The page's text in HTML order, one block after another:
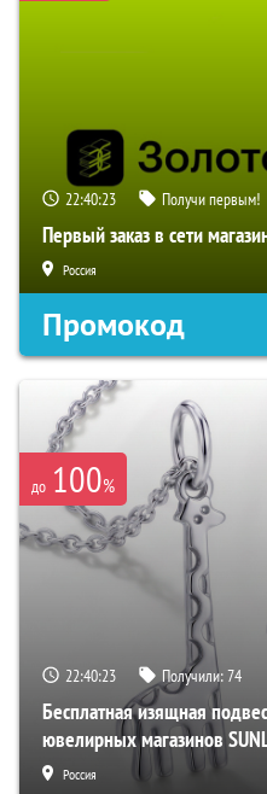
22:40:22 Получи первым!
Первый заказ в сети
Россия
Промокод
до 100%
22:40:22 Получили:74
Бесплатная изящная
ювелирных магазинов
Россия